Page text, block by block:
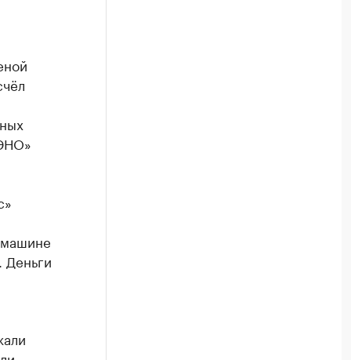
Деньги